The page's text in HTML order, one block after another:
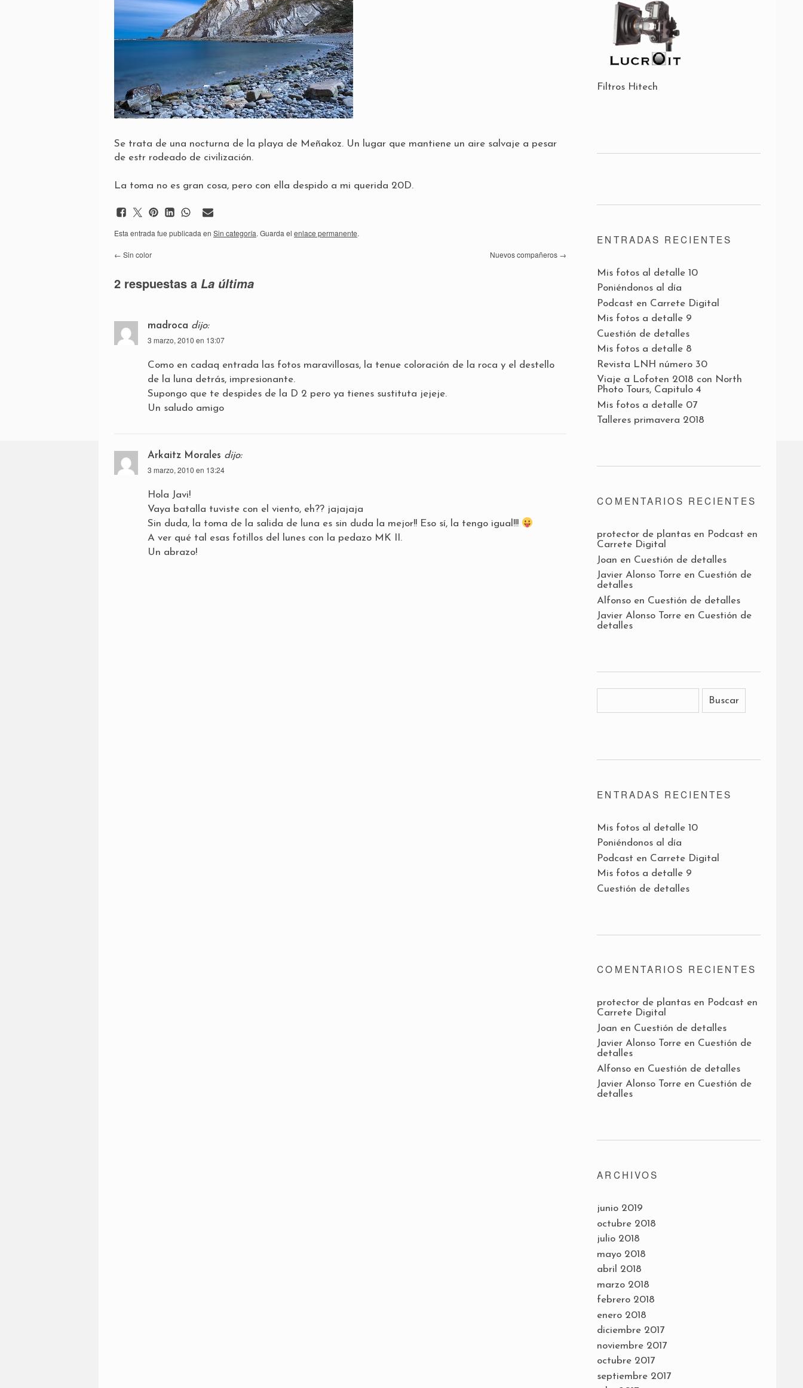
Se trata de una nocturna de la playa de Meñakoz. Un lugar que mantiene un aire salvaje a pesar
de estr rodeado de civilización.
La toma no es gran cosa, pero con ella despido a mi querida 20D.
Esta entrada fue publicada en Sin categoría. Guarda el enlace permanente.
← Sin color Nuevos compañeros →
2 respuestas a La última
madroca dijo:
3 marzo, 2010 en 13:07
Como en cadaq entrada las fotos maravillosas, la tenue coloración de la roca y el destello
de la luna detrás, impresionante.
Supongo que te despides de la D 2 pero ya tienes sustituta jejeje.
Un saludo amigo
Arkaitz Morales dijo:
3 marzo, 2010 en 13:24
Hola Javi!
Vaya batalla tuviste con el viento, eh?? jajajaja
Sin duda, la toma de la salida de luna es sin duda la mejor!! Eso sí, la tengo igual!!!
A ver qué tal esas fotillos del lunes con la pedazo MK II.
Un abrazo!
Filtros Hitech
ENTRADAS RECIENTES
Mis fotos al detalle 10
Poniéndonos al día
Podcast en Carrete Digital
Mis fotos a detalle 9
Cuestión de detalles
Mis fotos a detalle 8
Revista LNH número 30
Viaje a Lofoten 2018 con North
Photo Tours, Capitulo 4
Mis fotos a detalle 07
Talleres primavera 2018
COMENTARIOS RECIENTES
protector de plantas en Podcast en
Carrete Digital
Joan en Cuestión de detalles
Javier Alonso Torre en Cuestión de
detalles
Alfonso en Cuestión de detalles
Javier Alonso Torre en Cuestión de
detalles
ENTRADAS RECIENTES
Mis fotos al detalle 10
Poniéndonos al día
Podcast en Carrete Digital
Mis fotos a detalle 9
Cuestión de detalles
COMENTARIOS RECIENTES
protector de plantas en Podcast en
Carrete Digital
Joan en Cuestión de detalles
Javier Alonso Torre en Cuestión de
detalles
Alfonso en Cuestión de detalles
Javier Alonso Torre en Cuestión de
detalles
ARCHIVOS
junio 2019
octubre 2018
julio 2018
mayo 2018
abril 2018
marzo 2018
febrero 2018
enero 2018
diciembre 2017
noviembre 2017
octubre 2017
septiembre 2017